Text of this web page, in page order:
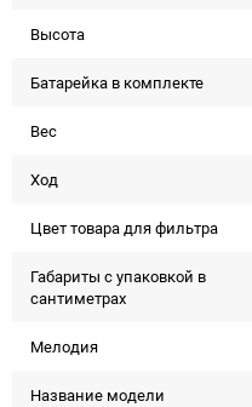
Высота
Батарейка в комплекте
Вес
Ход
Цвет товара для фильтра
Габариты с упаковкой в
сантиметрах
Мелодия
Название модели